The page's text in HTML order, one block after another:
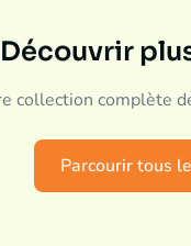
Découvrir
collection complète
Parcourir tous